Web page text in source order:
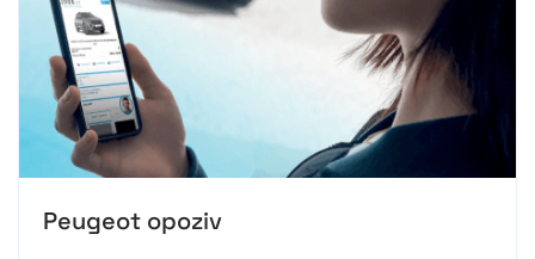
Peugeot opoziv